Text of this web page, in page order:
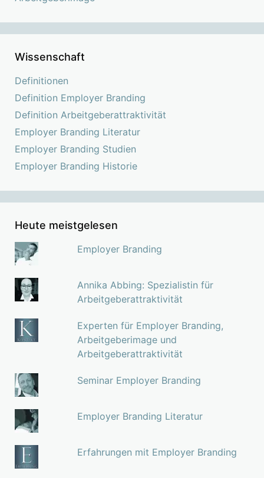
Wissenschaft
Definitionen
Definition Employer Branding
Definition Arbeitgeberattraktivität
Employer Branding Literatur
Employer Branding Studien
Employer Branding Historie
Heute meistgelesen
Employer Branding
Annika Abbing: Spezialistin für
Arbeitgeberattraktivität
Experten für Employer Branding,
Arbeitgeberimage und
Arbeitgeberattraktivität
Seminar Employer Branding
Employer Branding Literatur
Erfahrungen mit Employer Branding